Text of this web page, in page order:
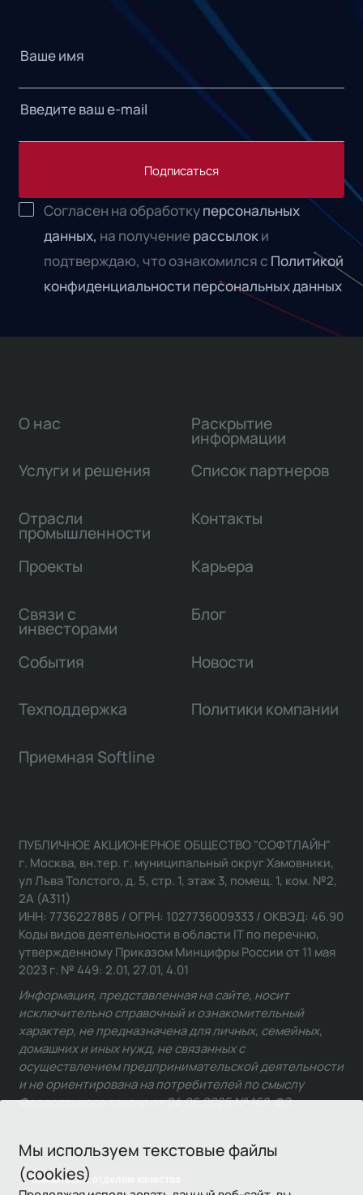
Подписаться
Согласен на обработкуперсональных
данных, на получениерассылоки
подтверждаю, что ознакомился с Политикой
конфиденциальности персональных данных
Мы используем текстовые файлы
(cookies)
О нас
Услуги и решения
Отрасли
промышленности
Проекты
Связи с
инвесторами
Раскрытие
информации
Список партнеров
Контакты
Карьера
Блог
События Новости
Техподдержка Политики компании
Приемная Softline
Связаться с отделом качества
ПУБЛИЧНОЕ АКЦИОНЕРНОЕ ОБЩЕСТВО "СОФТЛАЙН"
г. Москва, вн.тер. г. муниципальный округ Хамовники,
ул Льва Толстого, д. 5, стр. 1, этаж 3, помещ. 1, ком. №2,
2А (А311)
ИНН: 7736227885 / ОГРН: 1027736009333 / ОКВЭД: 46.90
Коды видов деятельности в области IT по перечню,
утвержденному Приказом Минцифры России от 11 мая
2023 г. № 449: 2.01, 27.01, 4.01
Информация, представленная на сайте, носит
исключительно справочный и ознакомительный
характер, не предназначена для личных, семейных,
домашних и иных нужд, не связанных с
осуществлением предпринимательской деятельности
и не ориентирована на потребителей по смыслу
Федерального закона от 24.06.2025 № 168-ФЗ.